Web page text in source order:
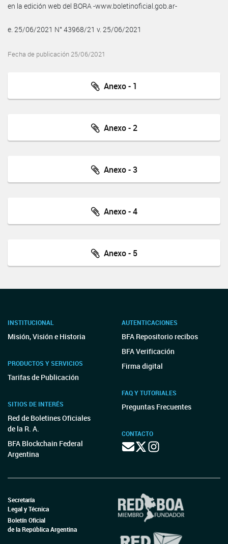
en la edición web del BORA -www.boletinoficial.gob.ar-
e. 25/06/2021 N° 43968/21 v. 25/06/2021
Fecha de publicación 25/06/2021
Anexo - 1
Anexo - 2
Anexo - 3
Anexo - 4
Anexo - 5
INSTITUCIONAL
Misión, Visión e Historia
PRODUCTOS Y SERVICIOS
Tarifas de Publicación
SITIOS DE INTERÉS
Red de Boletines Oficiales
de la R. A.
BFA Blockchain Federal
Argentina
AUTENTICACIONES
BFA Repositorio recibos
BFA Verificación
Firma digital
FAQ Y TUTORIALES
Preguntas Frecuentes
CONTACTO
Secretaría
Legal y Técnica
Boletín Oficial
de la República Argentina